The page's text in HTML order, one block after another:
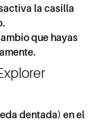
la casilla
que hayas
dentada) en el